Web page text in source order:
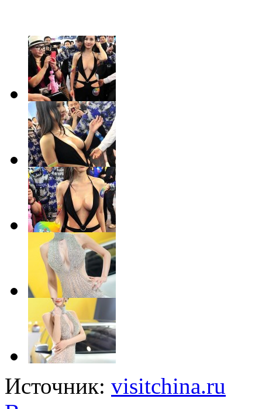
Источник: visitchina.ru